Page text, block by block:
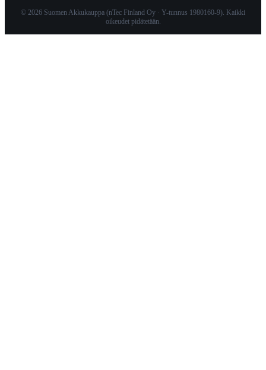
© 2026 Suomen Akkukauppa (nTec Finland Oy · Y-tunnus 1980160-9). Kaikki
oikeudet pidätetään.